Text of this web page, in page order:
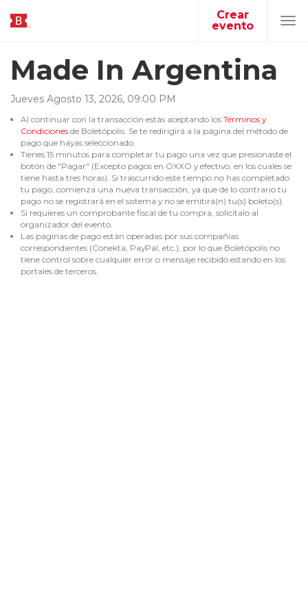
Crear
evento
Made In Argentina
Jueves Agosto 13, 2026, 09:00 PM
Al continuar con la transacción estás aceptando los Términos y
Condiciones de Boletópolis. Se te redirigirá a la página del método de
pago que hayas seleccionado.
Tienes 15 minutos para completar tu pago una vez que presionaste el
botón de "Pagar" (Excepto pagos en OXXO y efectivo, en los cuales se
tiene hasta tres horas). Si trascurrido este tiempo no has completado
tu pago, comienza una nueva transacción, ya que de lo contrario tu
pago no se registrará en el sistema y no se emitirá(n) tu(s) boleto(s).
Si requieres un comprobante fiscal de tu compra, solicítalo al
organizador del evento.
Las páginas de pago están operadas por sus compañías
correspondientes (Conekta, PayPal, etc.), por lo que Boletópolis no
tiene control sobre cualquier error o mensaje recibido estando en los
portales de terceros.